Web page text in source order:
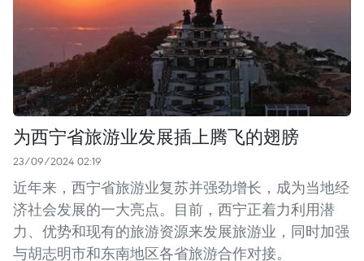
为西宁省旅游业发展插上腾飞的翅膀
23/09/2024 02:19
近年来，西宁省旅游业复苏并强劲增长，成为当地经
济社会发展的一大亮点。目前，西宁正着力利用潜
力、优势和现有的旅游资源来发展旅游业，同时加强
与胡志明市和东南地区各省旅游合作对接。